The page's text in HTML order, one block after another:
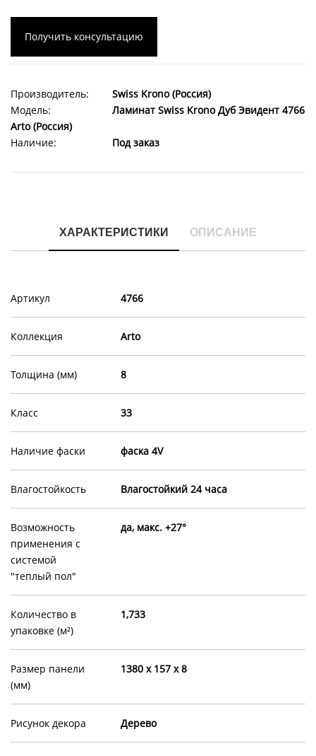
Получить консультацию
Производитель:
Swiss Krono (Россия)
Модель:
Ламинат Swiss Krono Дуб Эвидент 4766
Arto (Россия)
Наличие:
Под заказ
ХАРАКТЕРИСТИКИ ОПИСАНИЕ
Артикул 4766
Коллекция Arto
Толщина (мм) 8
Класс 33
Наличие фаски фаска 4V
Влагостойкость Влагостойкий 24 часа
Возможность
применения с
системой
"теплый пол"
да, макс. +27°
Количество в
упаковке (м²)
1,733
Размер панели
(мм)
1380 х 157 х 8
Рисунок декора Дерево